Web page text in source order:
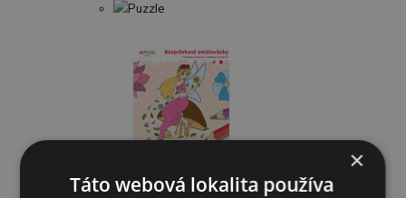
Puzzle
Omaľovánky
Interaktívne zvieratká
×
Táto webová lokalita používa